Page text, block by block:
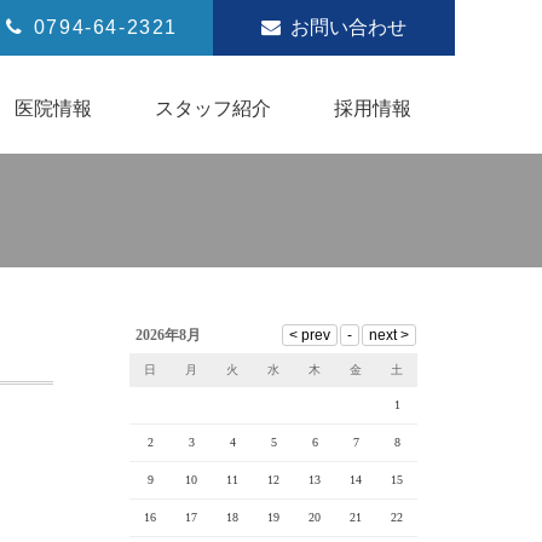
0794-64-2321 お問い合わせ
医院情報 スタッフ紹介 採用情報
2026年8月
日 月 火 水 木 金 土
1
2 3 4 5 6 7 8
9 10 11 12 13 14 15
16 17 18 19 20 21 22